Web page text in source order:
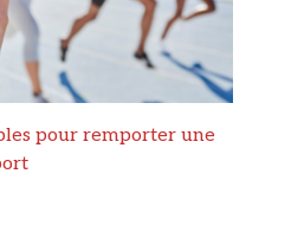
pour remporter une